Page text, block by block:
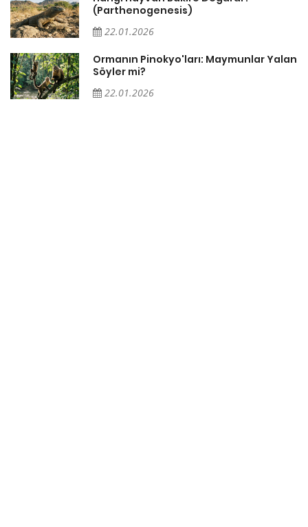
(Parthenogenesis)
22.01.2026
Ormanın Pinokyo'ları: Maymunlar Yalan
Söyler mi?
22.01.2026